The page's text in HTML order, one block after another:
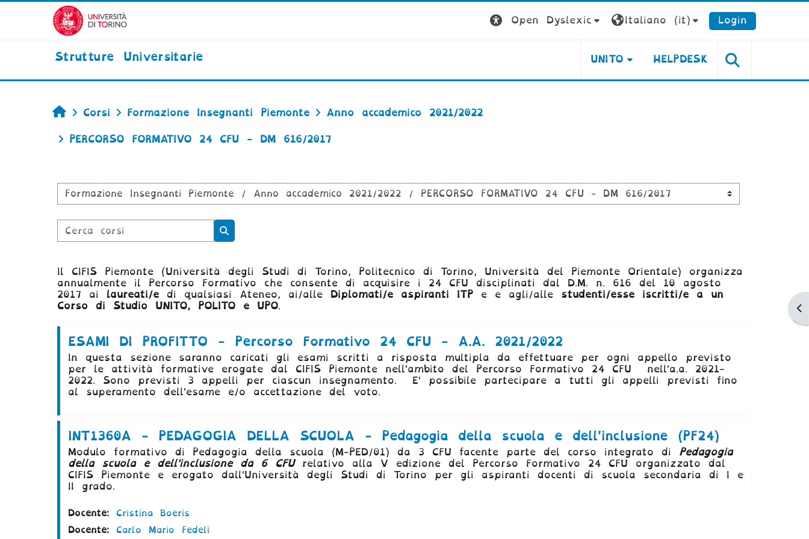
Vai al contenuto principale
Open Dyslexic
Italiano ‎(it)‎ Login
Strutture Universitarie UNITO HELPDESK
Home
Corsi Formazione Insegnanti Piemonte Anno accademico 2021/2022
PERCORSO FORMATIVO 24 CFU - DM 616/2017
Categorie di corso
Cerca corsi
Cerca corsi
Il CIFIS Piemonte (Università degli Studi di Torino, Politecnico di Torino, Università del Piemonte Orientale) organizza
annualmente il Percorso Formativo che consente di acquisire i 24 CFU disciplinati dal D.M. n. 616 del 10 agosto
2017 ai laureati/e di qualsiasi Ateneo, ai/alle Diplomati/e aspiranti ITP e e agli/alle studenti/esse iscritti/e a un
Corso di Studio UNITO, POLITO e UPO.
ESAMI DI PROFITTO - Percorso Formativo 24 CFU - A.A. 2021/2022
In questa sezione saranno caricati gli esami scritti a risposta multipla da effettuare per ogni appello previsto
per le attività formative erogate dal CIFIS Piemonte nell'ambito del Percorso Formativo 24 CFU nell'a.a. 2021-
2022. Sono previsti 3 appelli per ciascun insegnamento. E' possibile partecipare a tutti gli appelli previsti fino
al superamento dell'esame e/o accettazione del voto.
INT1360A - PEDAGOGIA DELLA SCUOLA - Pedagogia della scuola e dell'inclusione (PF24)
Modulo formativo di Pedagogia della scuola (M-PED/01) da 3 CFU facente parte del corso integrato di Pedagogia
della scuola e dell'inclusione da 6 CFUrelativo alla V edizione del Percorso Formativo 24 CFU organizzato dal
CIFIS Piemonte e erogato dall'Università degli Studi di Torino per gli aspiranti docenti di scuola secondaria di I e
II grado.
Docente: Cristina Boeris
Docente: Carlo Mario Fedeli